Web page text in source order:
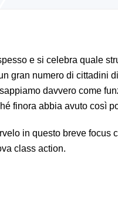
e si celebra quale
gran numero di cittadini
davvero come
finora abbia avuto così
in questo breve focus
class action.